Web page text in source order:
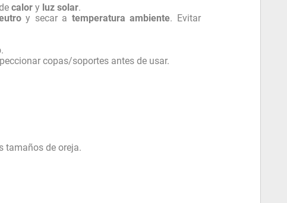
calor y luz solar.
y secar a temperatura ambiente. Evitar
copas/soportes antes de usar.
tamaños de oreja.